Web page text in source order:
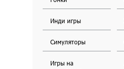
Инди игры
Симуляторы
Игры на